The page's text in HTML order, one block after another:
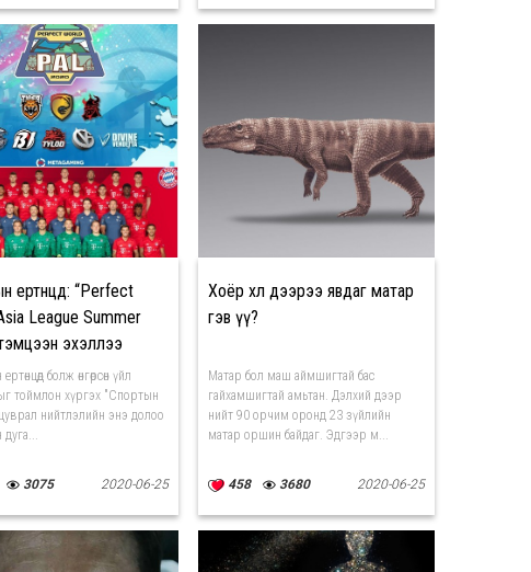
ертөнцөд: “Perfect
League Summer
эхэллээ
болж өнгөрсөн үйл
тоймлон хүргэх "Спортын
цуврал нийтлэлийн энэ долоо
дуга...
3075 2020-06-25
Хоёр хөл дээрээ явдаг матар
гэв үү?
Матар бол маш аймшигтай бас
гайхамшигтай амьтан. Дэлхий дээр
нийт 90 орчим оронд 23 зүйлийн
матар оршин байдаг. Эдгээр м...
458 3680 2020-06-25